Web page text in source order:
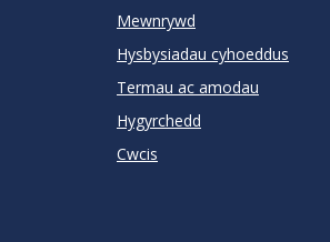
Mewnrywd
Hysbysiadau cyhoeddus
Termau ac amodau
Hygyrchedd
Cwcis